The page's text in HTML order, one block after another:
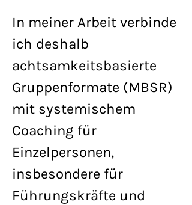
In meiner Arbeit verbinde
ich deshalb
achtsamkeitsbasierte
Gruppenformate (MBSR)
mit systemischem
Coaching für
Einzelpersonen,
insbesondere für
Führungskräfte und